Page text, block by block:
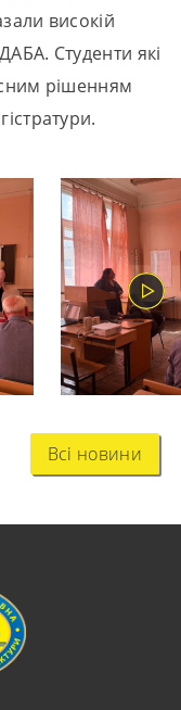
високій
Студенти які
рішенням
Всі новини